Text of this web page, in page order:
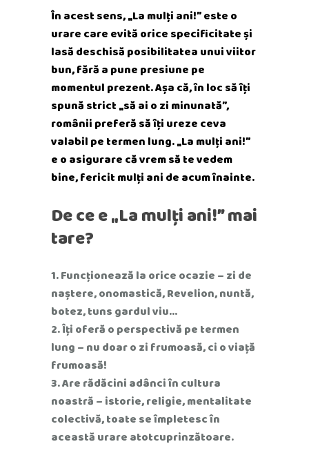
În acest sens, „La mulți ani!” este o
urare care evită orice specificitate și
lasă deschisă posibilitatea unui viitor
bun, fără a pune presiune pe
momentul prezent. Așa că, în loc să îți
spună strict „să ai o zi minunată”,
românii preferă să îți ureze ceva
valabil pe termen lung. „La mulți ani!”
e o asigurare că vrem să te vedem
bine, fericit mulți ani de acum înainte.
De ce e „La mulți ani!” mai
tare?
Funcționează la orice ocazie – zi de
naștere, onomastică, Revelion, nuntă,
botez, tuns gardul viu…
Îți oferă o perspectivă pe termen
lung – nu doar o zi frumoasă, ci o viață
frumoasă!
Are rădăcini adânci în cultura
noastră – istorie, religie, mentalitate
colectivă, toate se împletesc în
această urare atotcuprinzătoare.